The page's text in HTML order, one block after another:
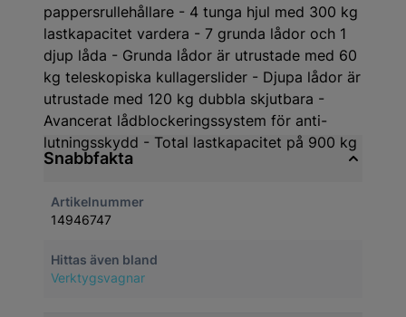
pappersrullehållare - 4 tunga hjul med 300 kg
lastkapacitet vardera - 7 grunda lådor och 1
djup låda - Grunda lådor är utrustade med 60
kg teleskopiska kullagerslider - Djupa lådor är
utrustade med 120 kg dubbla skjutbara -
Avancerat lådblockeringssystem för anti-
lutningsskydd - Total lastkapacitet på 900 kg
Snabbfakta
Artikelnummer
14946747
Hittas även bland
Verktygsvagnar